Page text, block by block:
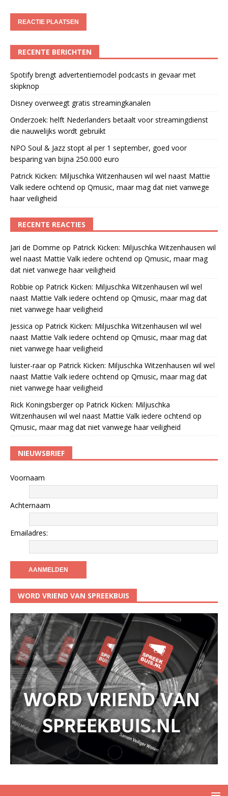
RECENTE BERICHTEN
Spotify brengt advertentiemodel podcasts in gevaar met
skipknop
Disney overweegt gratis streamingkanalen
Onderzoek: helft Nederlanders betaalt voor streamingdienst
die nauwelijks wordt gebruikt
NPO Soul & Jazz stopt al per 1 september, goed voor
besparing van bijna 250.000 euro
Patrick Kicken: Miljuschka Witzenhausen wil wel naast Mattie
Valk iedere ochtend op Qmusic, maar mag dat niet vanwege
haar veiligheid
RECENTE REACTIES
Jari de Domme op Patrick Kicken: Miljuschka Witzenhausen wil
wel naast Mattie Valk iedere ochtend op Qmusic, maar mag
dat niet vanwege haar veiligheid
Robbie op Patrick Kicken: Miljuschka Witzenhausen wil wel
naast Mattie Valk iedere ochtend op Qmusic, maar mag dat
niet vanwege haar veiligheid
Jessica op Patrick Kicken: Miljuschka Witzenhausen wil wel
naast Mattie Valk iedere ochtend op Qmusic, maar mag dat
niet vanwege haar veiligheid
luister-raarop Patrick Kicken: Miljuschka Witzenhausen wil wel
naast Mattie Valk iedere ochtend op Qmusic, maar mag dat
niet vanwege haar veiligheid
Rick Koningsbergerop Patrick Kicken: Miljuschka
Witzenhausen wil wel naast Mattie Valk iedere ochtend op
Qmusic, maar mag dat niet vanwege haar veiligheid
NIEUWSBRIEF
Voornaam
Achternaam
Emailadres:
WORD VRIEND VAN SPREEKBUIS